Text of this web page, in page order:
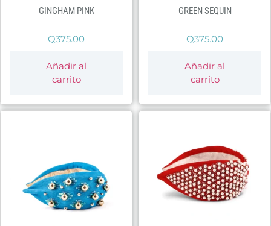
GINGHAM PINK
Q375.00
Añadir al
carrito
GREEN SEQUIN
Q375.00
Añadir al
carrito